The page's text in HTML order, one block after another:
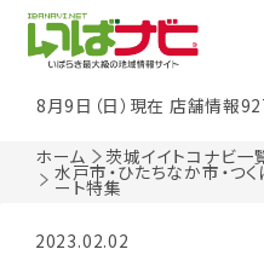
8月9日（日）現在 店舗情報
ホーム 茨城イイトコナビ一
水戸市・ひたちなか市・つ
ート特集
2023.02.02